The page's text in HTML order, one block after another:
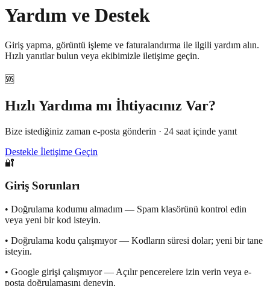
Yardım ve Destek
Giriş yapma, görüntü işleme ve faturalandırma ile ilgili yardım alın.
Hızlı yanıtlar bulun veya ekibimizle iletişime geçin.
🆘
Hızlı Yardıma mı İhtiyacınız Var?
Bize istediğiniz zaman e-posta gönderin · 24 saat içinde yanıt
Destekle İletişime Geçin
🔐
Giriş Sorunları
• Doğrulama kodumu almadım — Spam klasörünü kontrol edin
veya yeni bir kod isteyin.
• Doğrulama kodu çalışmıyor — Kodların süresi dolar; yeni bir tane
isteyin.
• Google girişi çalışmıyor — Açılır pencerelere izin verin veya e-
posta doğrulamasını deneyin.